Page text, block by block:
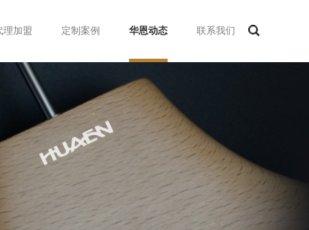
理加盟 定制案例 华恩动态 联系我们